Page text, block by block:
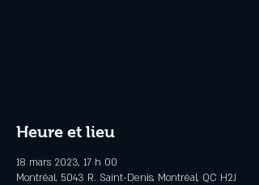
Heure et lieu
18 mars 2023, 17 h 00
Montréal, 5043 R. Saint-Denis, Montréal, QC H2J